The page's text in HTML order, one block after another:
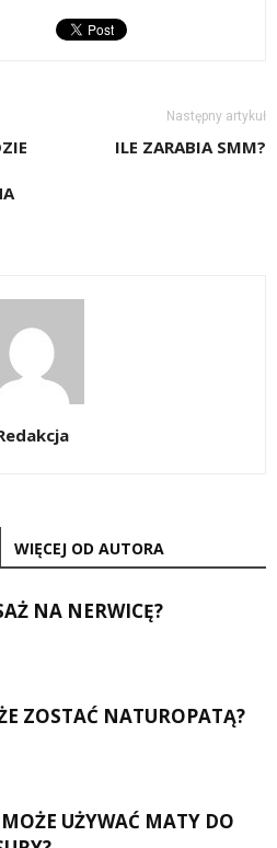
Następny artykuł
ILE ZARABIA SMM?
WIĘCEJ OD AUTORA
NA NERWICĘ?
ZOSTAĆ NATUROPATĄ?
UŻYWAĆ MATY DO